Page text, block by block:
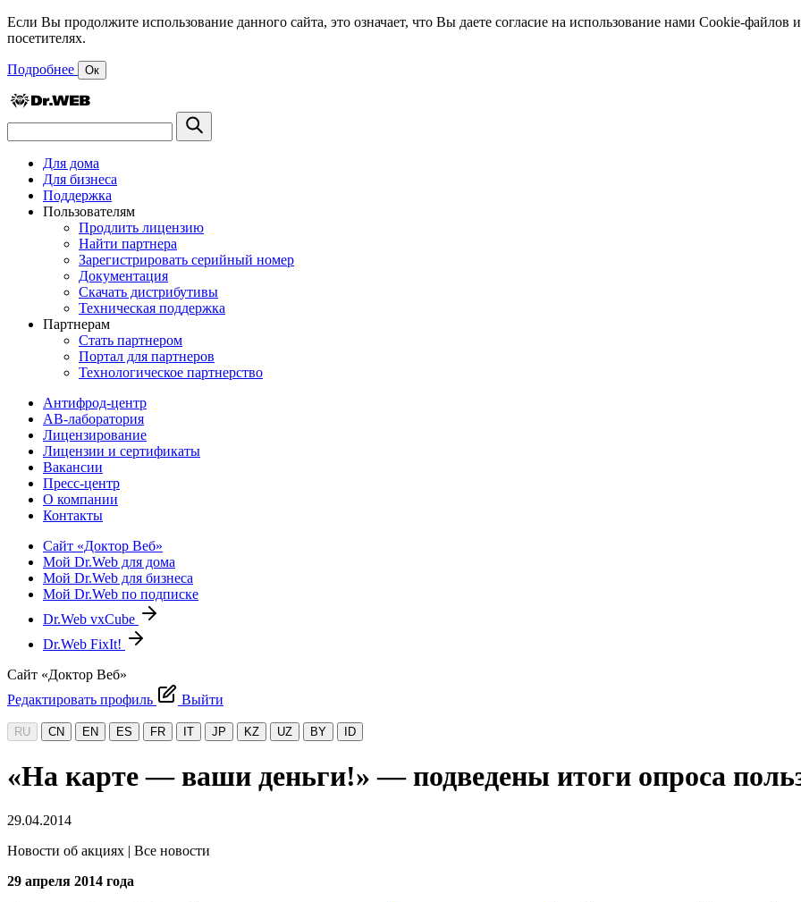
Если Вы продолжите использование данного сайта, это означает, что Вы даете согласие на использование нами Cookie-
посетителях.
Подробнее Ок
Для дома
Для бизнеса
Поддержка
Пользователям
Продлить лицензию
Найти партнера
Зарегистрировать серийный номер
Документация
Скачать дистрибутивы
Техническая поддержка
Партнерам
Стать партнером
Портал для партнеров
Технологическое партнерство
Антифрод-центр
АВ-лаборатория
Лицензирование
Лицензии и сертификаты
Вакансии
Пресс-центр
О компании
Контакты
Сайт «Доктор Веб»
Мой Dr.Web для дома
Мой Dr.Web для бизнеса
Мой Dr.Web по подписке
Dr.Web vxCube
Dr.Web FixIt!
Сайт «Доктор Веб»
Редактировать профиль
Выйти
RU CN EN ES FR IT JP KZ UZ BY ID
«На карте — ваши деньги!» — подведены итоги опроса
29.04.2014
Новости об акциях | Все новости
29 апреля 2014 года